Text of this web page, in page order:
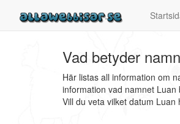
Vad betyder
Här listas all information om
information vad namnet
Vill du veta vilket datum